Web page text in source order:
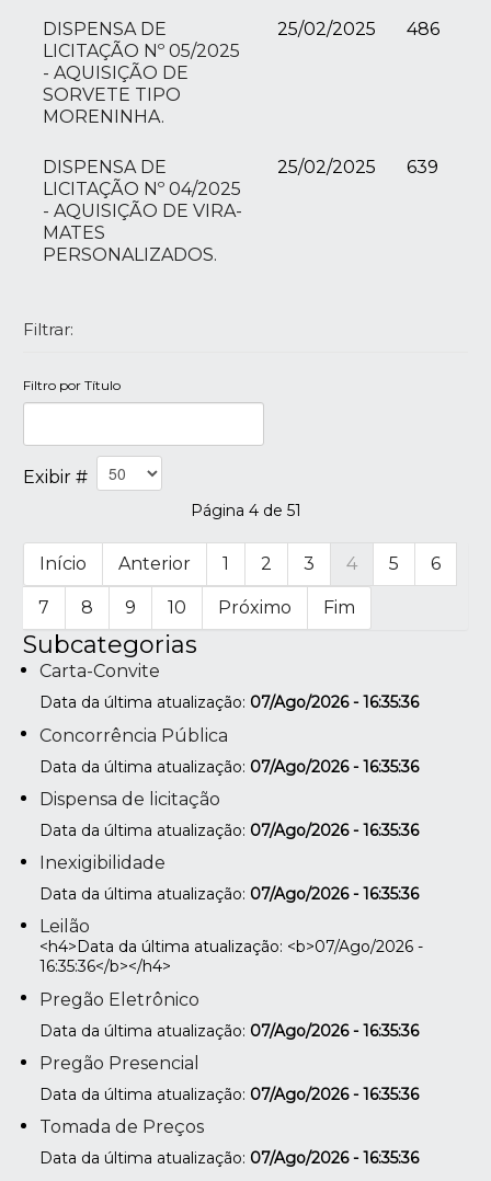
DISPENSA DE
LICITAÇÃO Nº 05/2025
- AQUISIÇÃO DE
SORVETE TIPO
MORENINHA.
25/02/2025 486
DISPENSA DE
LICITAÇÃO Nº 04/2025
- AQUISIÇÃO DE VIRA-
MATES
PERSONALIZADOS.
25/02/2025 639
Filtrar:
Filtro por Título
Exibir #
Página 4 de 51
Início Anterior 1 2 3 4 5 6
7 8 9 10 Próximo Fim
Subcategorias
Carta-Convite
Data da última atualização: 07/Ago/2026 - 16:35:36
Concorrência Pública
Data da última atualização: 07/Ago/2026 - 16:35:36
Dispensa de licitação
Data da última atualização: 07/Ago/2026 - 16:35:36
Inexigibilidade
Data da última atualização: 07/Ago/2026 - 16:35:36
Leilão
<h4>Data da última atualização: <b>07/Ago/2026 -
16:35:36</b></h4>
Pregão Eletrônico
Data da última atualização: 07/Ago/2026 - 16:35:36
Pregão Presencial
Data da última atualização: 07/Ago/2026 - 16:35:36
Tomada de Preços
Data da última atualização: 07/Ago/2026 - 16:35:36